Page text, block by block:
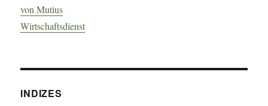
von Mutius
Wirtschaftsdienst
INDIZES